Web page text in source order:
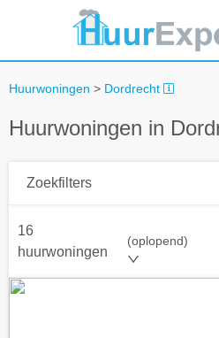
Huurwoningen > Dordrecht
Huurwoningen in
Zoekfilters
+ 0
16
huurwoningen
(oplopend)